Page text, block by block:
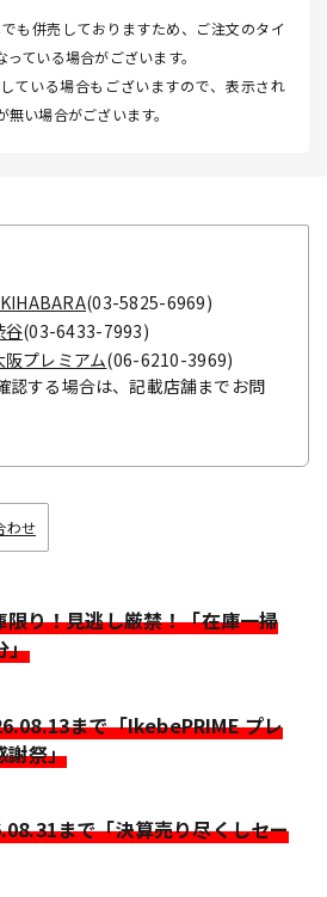
も併売しておりますため、ご注文のタイ
ている場合がございます。
ている場合もございますので、表示され
い場合がございます。
(03-5825-6969)
谷(03-6433-7993)
プレミアム(06-6210-3969)
する場合は、記載店舗までお問
わせ
り！見逃し厳禁！「在庫一掃
」
まで「IkebePRIME プレ
謝祭」
まで「決算売り尽くしセー